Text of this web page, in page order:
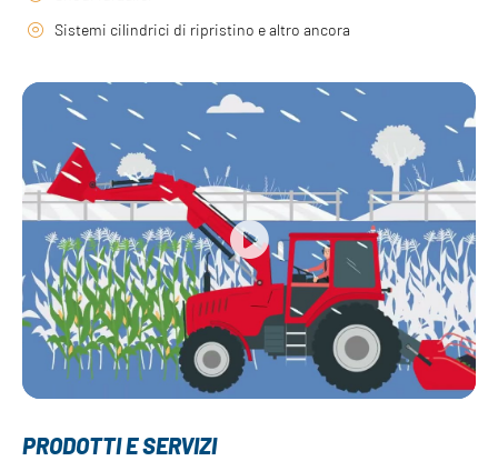
Sistemi cilindrici di ripristino e altro ancora
PRODOTTI E SERVIZI